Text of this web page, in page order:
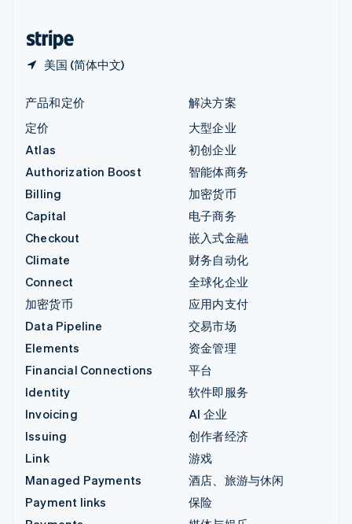
美国 (简体中文)
产品和定价
定价
Atlas
Authorization Boost
Billing
Capital
Checkout
Climate
Connect
加密货币
Data Pipeline
Elements
Financial Connections
Identity
Invoicing
Issuing
Link
Managed Payments
Payment links
解决方案
大型企业
初创企业
智能体商务
加密货币
电子商务
嵌入式金融
财务自动化
全球化企业
应用内支付
交易市场
资金管理
平台
软件即服务
AI 企业
创作者经济
游戏
酒店、旅游与休闲
保险